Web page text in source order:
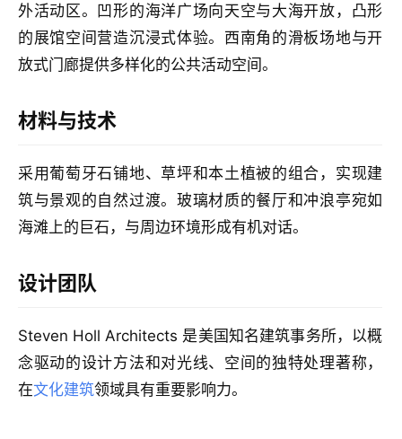
外活动区。凹形的海洋广场向天空与大海开放，凸形
的展馆空间营造沉浸式体验。西南角的滑板场地与开
放式门廊提供多样化的公共活动空间。
材料与技术
采用葡萄牙石铺地、草坪和本土植被的组合，实现建
筑与景观的自然过渡。玻璃材质的餐厅和冲浪亭宛如
海滩上的巨石，与周边环境形成有机对话。
设计团队
Steven Holl Architects 是美国知名建筑事务所，以概
念驱动的设计方法和对光线、空间的独特处理著称，
在文化建筑领域具有重要影响力。